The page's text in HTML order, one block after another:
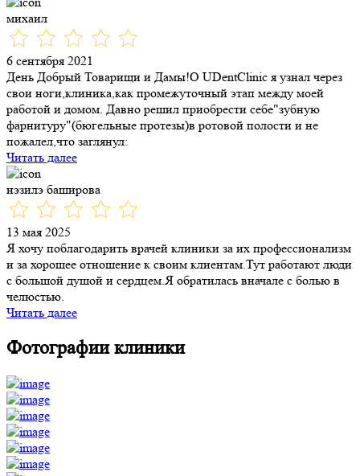
михаил
6 сентября 2021
День Добрый Товарищи и Дамы!О UDentClinic я узнал через
свои ноги,клиника,как промежуточный этап между моей
работой и домом. Давно решил приобрести себе"зубную
фарнитуру"(бюгельные протезы)в ротовой полости и не
пожалел,что заглянул:
Читать далее
нэзилэ баширова
13 мая 2025
Я хочу поблагодарить врачей клиники за их профессионализм
и за хорошее отношение к своим клиентам.Тут работают люди
с большой душой и сердцем.Я обратилась вначале с болью в
челюстью.
Читать далее
Фотографии клиники